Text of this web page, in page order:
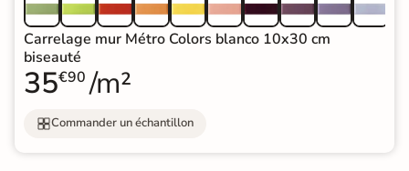
Carrelage mur Métro Colors blanco 10x30 cm
biseauté
35€90 /m²
Commander un échantillon